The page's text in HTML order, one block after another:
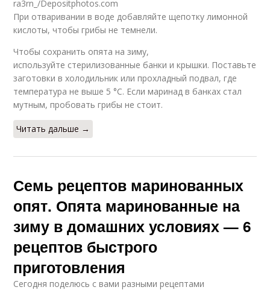
ra3rn_/Depositphotos.com
При отваривании в воде добавляйте щепотку лимонной
кислоты, чтобы грибы не темнели.
Чтобы сохранить опята на зиму,
используйте стерилизованные банки и крышки. Поставьте
заготовки в холодильник или прохладный подвал, где
температура не выше 5 °С. Если маринад в банках стал
мутным, пробовать грибы не стоит.
Читать дальше →
Семь рецептов маринованных
опят. Опята маринованные на
зиму в домашних условиях — 6
рецептов быстрого
приготовления
Сегодня поделюсь с вами разными рецептами